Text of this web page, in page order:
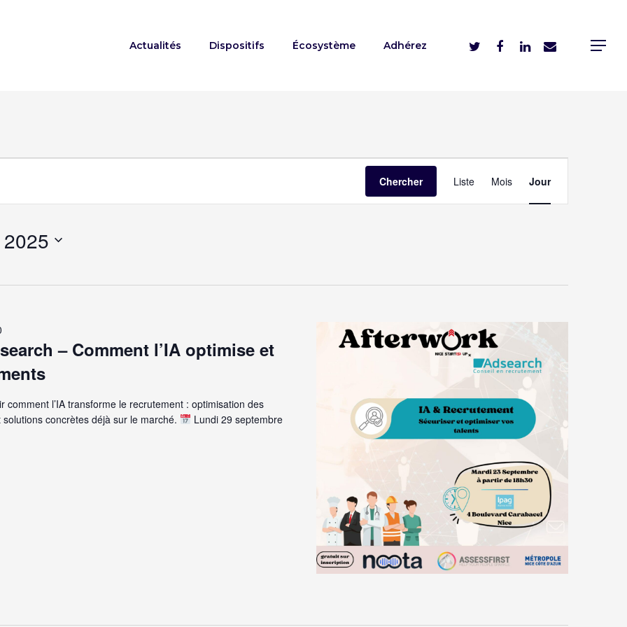
Actualités Dispositifs Écosystème Adhérez
Chercher de
vues
Liste Mois Jour
– Comment l’IA optimise et
comment l’IA transforme le recrutement : optimisation des
concrètes déjà sur le marché.
Lundi 29 septembre